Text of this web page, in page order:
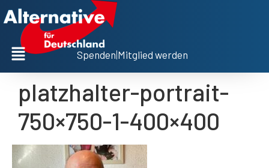
Spenden Mitglied werden
platzhalter-portrait-
750×750-1-400×400